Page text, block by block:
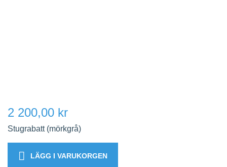
2 200,00 kr
Stugrabatt (mörkgrå)
LÄGG I VARUKORGEN